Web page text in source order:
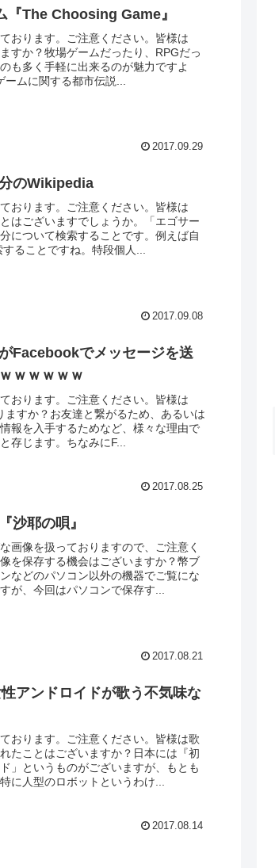
The Choosing Game』
おります。ご注意ください。皆様は
すか？牧場ゲームだったり、RPGだっ
も多く手軽に出来るのが魅力ですよ
ームに関する都市伝説...
2017.09.29
のWikipedia
おります。ご注意ください。皆様は
はございますでしょうか。「エゴサー
について検索することです。例えば自
ることですね。特段個人...
2017.09.08
Facebookでメッセージを送
ｗｗｗｗｗ
おります。ご注意ください。皆様は
すか？お友達と繋がるため、あるいは
報を入手するためなど、様々な理由で
存じます。ちなみにF...
2017.08.25
沙耶の唄』
画像を扱っておりますので、ご注意く
を保存する機会はございますか？幣ブ
などのパソコン以外の機器でご覧にな
が、今回はパソコンで保存す...
2017.08.21
アンドロイドが歌う不気味な
おります。ご注意ください。皆様は歌
たことはございますか？日本には『初
」というものがございますが、もとも
に人型のロボットというわけ...
2017.08.14